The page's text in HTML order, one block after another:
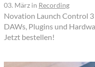
03. März in Recording
Novation Launch Control
DAWs, Plugins und
Jetzt bestellen!